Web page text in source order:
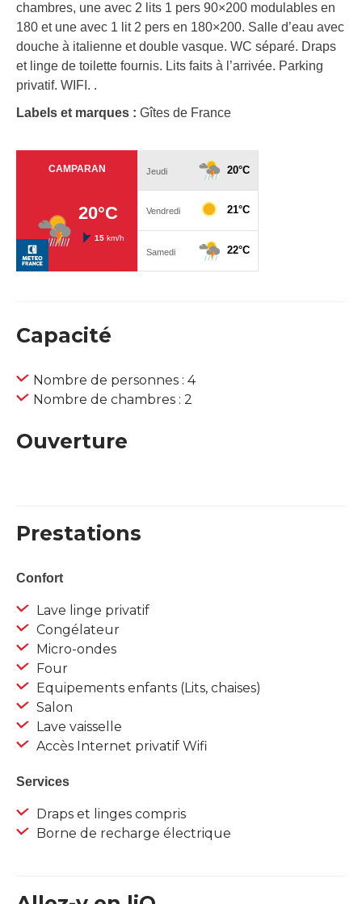
chambres, une avec 2 lits 1 pers 90×200 modulables en
180 et une avec 1 lit 2 pers en 180×200. Salle d’eau avec
douche à italienne et double vasque. WC séparé. Draps
et linge de toilette fournis. Lits faits à l’arrivée. Parking
privatif. WIFI. .
Labels et marques : Gîtes de France
Capacité
Nombre de personnes : 4
Nombre de chambres : 2
Ouverture
Prestations
Confort
Lave linge privatif
Congélateur
Micro-ondes
Four
Equipements enfants (Lits, chaises)
Salon
Lave vaisselle
Accès Internet privatif Wifi
Services
Draps et linges compris
Borne de recharge électrique